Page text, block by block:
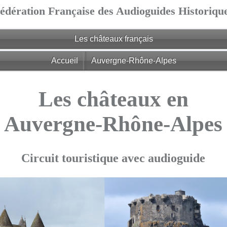
Française des Audioguides
Les châteaux français
Accueil Auvergne-Rhône-Alpes
Les châteaux en
Auvergne-Rhône-Alpes
Circuit touristique avec audioguide